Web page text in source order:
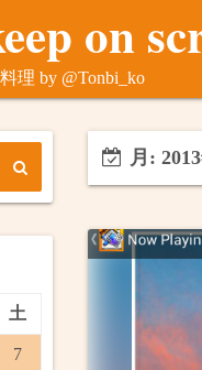
on
理 by @Tonbi_ko
月:
土
7